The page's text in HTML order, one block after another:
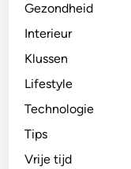
Gezondheid
Interieur
Klussen
Lifestyle
Technologie
Tips
Vrije tijd